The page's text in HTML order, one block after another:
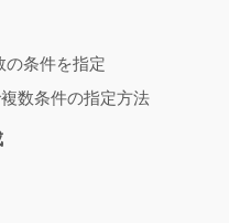
の条件を指定
数条件の指定方法